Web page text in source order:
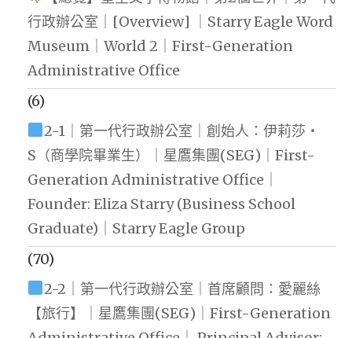
行政辦公室｜[Overview] ｜Starry Eagle Word
Museum｜World 2｜First-Generation
Administrative Office
(6)
2-1｜第一代行政辦公室｜創始人：伊莉莎・
S（商學院畢業生）｜星鷹集團(SEG)｜First-
Generation Administrative Office｜
Founder: Eliza Starry (Business School
Graduate)｜Starry Eagle Group
(70)
2-2｜第一代行政辦公室｜首席顧問：愛麗絲
【旅行】｜星鷹集團(SEG)｜First-Generation